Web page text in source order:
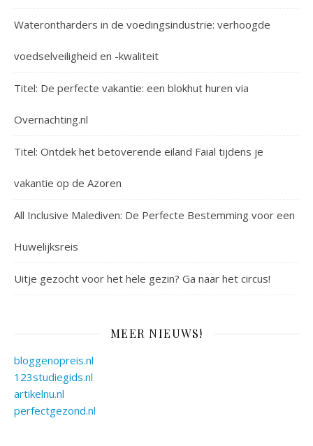
Waterontharders in de voedingsindustrie: verhoogde
voedselveiligheid en -kwaliteit
Titel: De perfecte vakantie: een blokhut huren via
Overnachting.nl
Titel: Ontdek het betoverende eiland Faial tijdens je
vakantie op de Azoren
All Inclusive Malediven: De Perfecte Bestemming voor een
Huwelijksreis
Uitje gezocht voor het hele gezin? Ga naar het circus!
MEER NIEUWS!
bloggenopreis.nl
123studiegids.nl
artikelnu.nl
perfectgezond.nl